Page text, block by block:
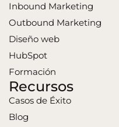
Inbound Marketing
Outbound Marketing
Diseño web
HubSpot
Formación
Recursos
Casos de Éxito
Blog